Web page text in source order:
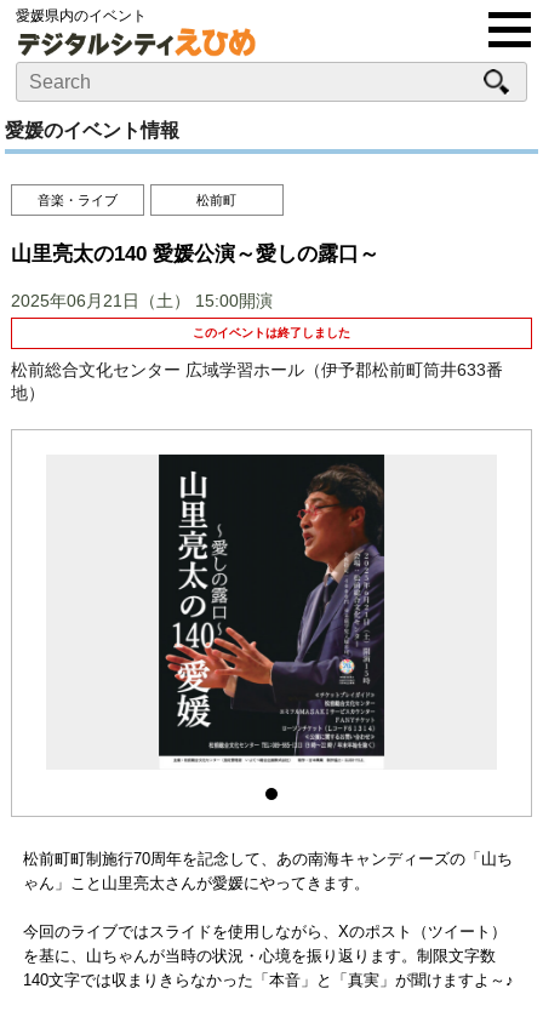
愛媛県内のイベント
愛媛のイベント情報
音楽・ライブ 松前町
山里亮太の140 愛媛公演～愛しの露口～
2025年06月21日（土） 15:00開演
このイベントは終了しました
松前総合文化センター 広域学習ホール（伊予郡松前町筒井633番
地）
松前町町制施行70周年を記念して、あの南海キャンディーズの「山ち
ゃん」こと山里亮太さんが愛媛にやってきます。
今回のライブではスライドを使用しながら、Xのポスト（ツイート）
を基に、山ちゃんが当時の状況・心境を振り返ります。制限文字数
140文字では収まりきらなかった「本音」と「真実」が聞けますよ～♪